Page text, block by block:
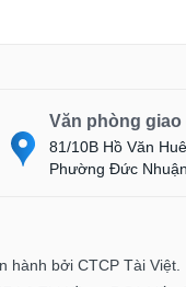
Văn phòng giao
81/10B Hồ Văn Huê,
Phường Đức
hành bởi CTCP Tài Việt.